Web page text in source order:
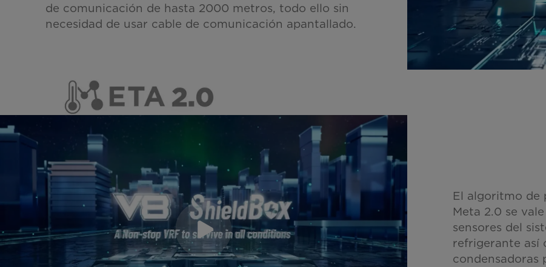
de comunicación de hasta 2000 metros, todo ello sin
necesidad de usar cable de comunicación apantallado.
El algoritmo de
Meta 2.0 se
sensores del
refrigerante así
condensadoras